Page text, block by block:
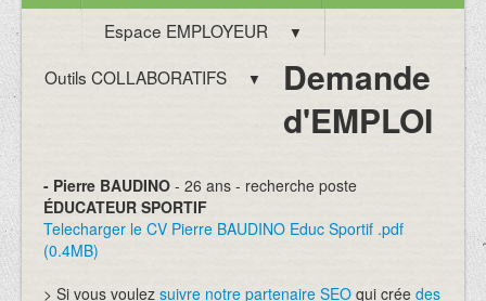
Espace EMPLOYEUR
▼
Outils COLLABORATIFS ▼
Demande
d'EMPLOI
- Pierre BAUDINO - 26 ans - recherche poste
ÉDUCATEUR SPORTIF
Telecharger le CV Pierre BAUDINO Educ Sportif .pdf
(0.4MB)
> Si vous voulez suivre notre partenaire SEO qui crée des